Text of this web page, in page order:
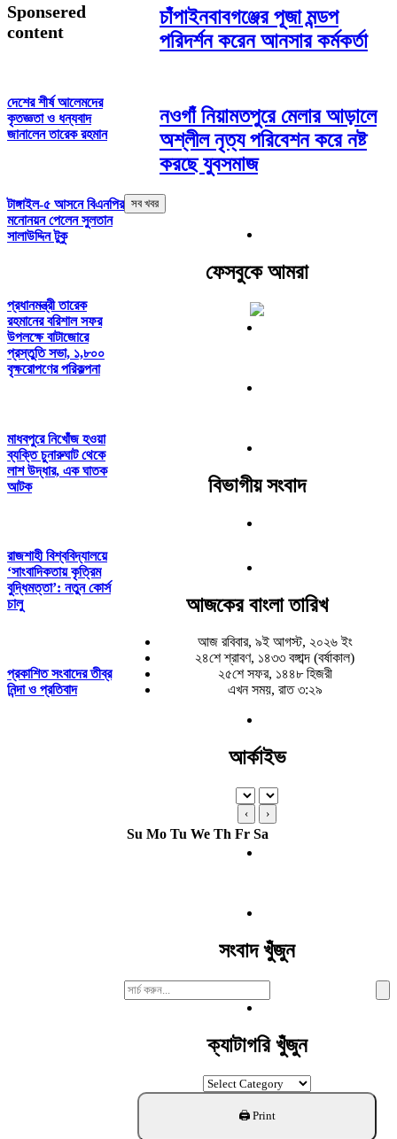
Sponsered
content
দেশের শীর্ষ আলেমদের
কৃতজ্ঞতা ও ধন্যবাদ
জানালেন তারেক রহমান
টাঙ্গাইল-৫ আসনে বিএনপির
মনোনয়ন পেলেন সুলতান
সালাউদ্দিন টুকু
প্রধানমন্ত্রী তারেক
রহমানের বরিশাল সফর
উপলক্ষে বাটাজোরে
প্রস্তুতি সভা, ১,৮০০
বৃক্ষরোপণের পরিকল্পনা
মাধবপুরে নিখোঁজ হওয়া
ব্যক্তি চুনারুঘাট থেকে
লাশ উদ্ধার, এক ঘাতক
আটক
রাজশাহী বিশ্ববিদ্যালয়ে
‘সাংবাদিকতায় কৃত্রিম
বুদ্ধিমত্তা’: নতুন কোর্স
চালু
প্রকাশিত সংবাদের তীব্র
নিন্দা ও প্রতিবাদ
চাঁপাইনবাবগঞ্জের পূজা মন্ডপ
পরিদর্শন করেন আনসার কর্মকর্তা
নওগাঁ নিয়ামতপুরে মেলার আড়ালে
অশ্লীল নৃত্য পরিবেশন করে নষ্ট
করছে যুবসমাজ
সব খবর
ফেসবুকে আমরা
বিভাগীয় সংবাদ
আজকের বাংলা তারিখ
আজ রবিবার, ৯ই আগস্ট, ২০২৬ ইং
২৪শে শ্রাবণ, ১৪৩৩ বঙ্গাব্দ (বর্ষাকাল)
২৫শে সফর, ১৪৪৮ হিজরী
এখন সময়, রাত ৩:২৯
আর্কাইভ
‹ ›
Su Mo Tu We Th Fr Sa
সংবাদ খুঁজুন
Search
For:
ক্যাটাগরি খুঁজুন
ক্যাটাগরি
খুঁজুন